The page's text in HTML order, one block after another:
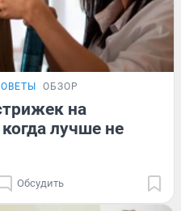
ОБЗОР
на
лучше не
Обсудить